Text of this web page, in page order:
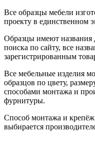
Все образцы мебели
проекту в единственном
Образцы имеют названия
поиска по сайту, все
зарегистрированным
Все мебельные изделия
образцов по цвету,
способами монтажа и
фурнитуры.
Способ монтажа и
выбирается